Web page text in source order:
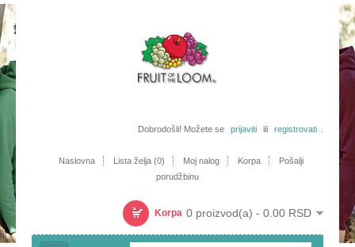
Dobrodošli! Možete se prijaviti ili registrovati
Naslovna Lista želja (0) Moj nalog Korpa
Pošalji
porudžbinu
Korpa 0 proizvod(a) - 0.00 RSD